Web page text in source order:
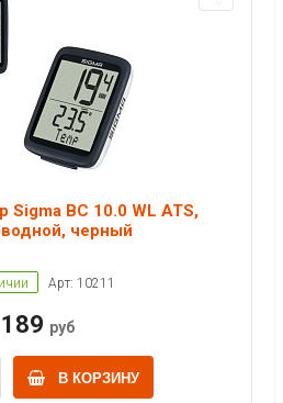
Sigma BC 10.0 WL ATS,
черный
Арт: 10211
189 руб
В КОРЗИНУ